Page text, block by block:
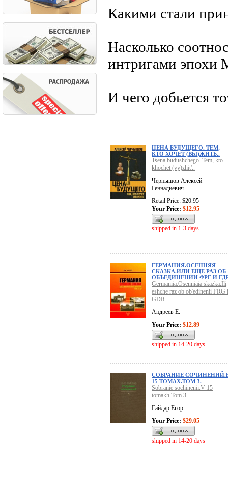
Какими стали
Насколько
интригами эпохи
И чего добьется
ЦЕНА БУДУЩЕГО. ТЕМ,
КТО ХОЧЕТ (ВЫ)ЖИТЬ..
Tsena budushchego. Tem, kto
khochet (vy)zhit'..
Чернышов Алексей
Геннадиевич
Retail Price: $20.95
Your Price: $12.95
shipped in 1-3 days
ГЕРМАНИЯ.ОСЕННЯЯ
СКАЗКА.ИЛИ ЕЩЕ РАЗ ОБ
ОБЪЕДИНЕНИИ ФРГ И
Germaniia.Osenniaia skazka.Ili
eshche raz ob ob'edinenii FRG i
GDR
Андреев Е.
Your Price: $12.89
shipped in 14-20 days
СОБРАНИЕ
15 ТОМАХ.ТОМ 3.
Sobranie sochinenii.V 15
tomakh.Tom 3.
Гайдар Егор
Your Price: $29.05
shipped in 14-20 days